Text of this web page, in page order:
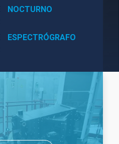
NOCTURNO
ESPECTRÓGRAFO